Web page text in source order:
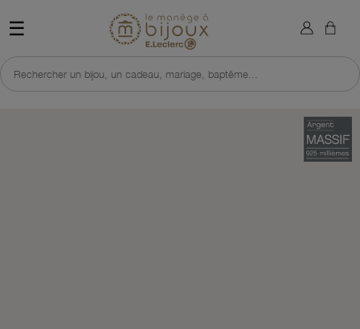
☰ Retour à l'accueil du site
Rechercher un bijou, un cadeau, mariage, baptême...
×